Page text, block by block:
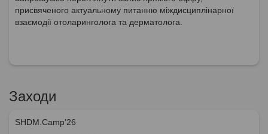
присвяченого актуальному питанню міждисциплінарної
взаємодії отоларинголога та дерматолога.
Заходи
SHDM.Camp’26